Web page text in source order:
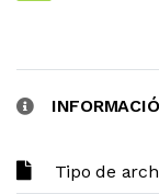
Tipo de